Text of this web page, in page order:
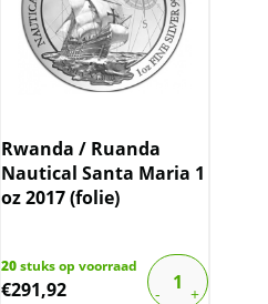
Rwanda / Ruanda
Nautical Santa Maria 1
oz 2017 (folie)
20stuks op voorraad
€291,92